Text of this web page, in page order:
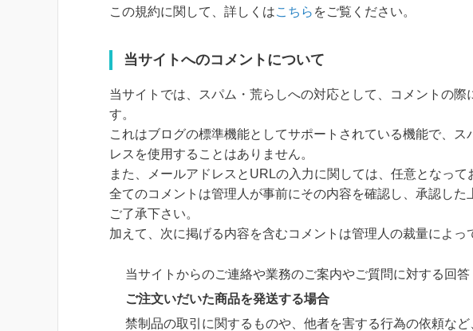
この規約に関して、詳しくはこちら をご覧ください。
当サイトへのコメントについて
当サイトでは、スパム・荒らしへの対応として、コメントの際
す。
これはブログの標準機能としてサポートされている機能で、
レスを使用することはありません。
また、メールアドレスとURLの入力に関しては、任意となって
全てのコメントは管理人が事前にその内容を確認し、承認し
ご了承下さい。
加えて、次に掲げる内容を含むコメントは管理人の裁量によっ
当サイトからのご連絡や業務のご案内やご質問に対する回答
ご注文いだいた商品を発送する場合
禁制品の取引に関するものや、他者を害する行為の依頼な